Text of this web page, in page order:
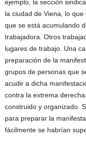
ejemplo, la sección
la ciudad de Viena, lo
que se está acumulando
trabajadora. Otros
lugares de trabajo. Una
preparación de la
grupos de personas que
acudir a dicha
contra la extrema
construido y organizado.
para preparar la
fácilmente se habrían